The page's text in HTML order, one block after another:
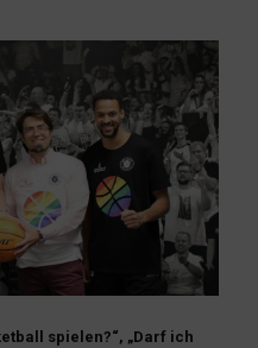
spielen?“, „Darf ich